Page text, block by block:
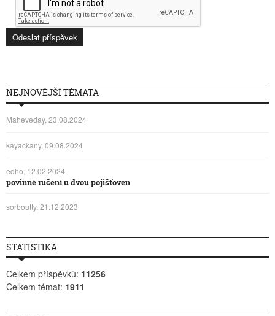
NEJNOVĚJŠÍ TÉMATA
Maheveday, 23.08.2024
kayackany, 09.08.2024
edho, 12.02.2024
povinné ručení u dvou pojišťoven
sorboutty, 21.12.2023
STATISTIKA
Celkem příspěvků: 11256
Celkem témat: 1911